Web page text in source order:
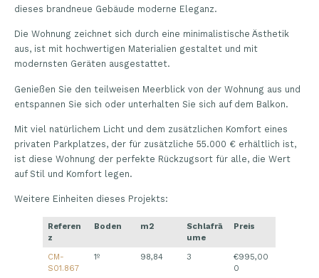
dieses brandneue Gebäude moderne Eleganz.
Die Wohnung zeichnet sich durch eine minimalistische Ästhetik
aus, ist mit hochwertigen Materialien gestaltet und mit
modernsten Geräten ausgestattet.
Genießen Sie den teilweisen Meerblick von der Wohnung aus und
entspannen Sie sich oder unterhalten Sie sich auf dem Balkon.
Mit viel natürlichem Licht und dem zusätzlichen Komfort eines
privaten Parkplatzes, der für zusätzliche 55.000 € erhältlich ist,
ist diese Wohnung der perfekte Rückzugsort für alle, die Wert
auf Stil und Komfort legen.
Weitere Einheiten dieses Projekts:
Referen
z
Boden m2
Schlafrä
ume
Preis
CM-
S01.867
1º 98,84 3
€995,00
0